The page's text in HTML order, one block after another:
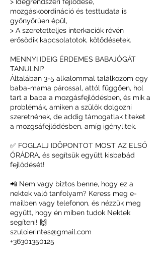
mozgáskoordináció és testtudata is
gyönyörűen épül,
> A szeretetteljes interkaciók révén
erősödik kapcsolatotok, kötődésetek.
MENNYI IDEIG ÉRDEMES BABAJÓGÁT
TANULNI?
Általában 3-5 alkalommal találkozom egy
baba-mama párossal, attól függően, hol
tart a baba a mozgásfejlődésben, és mik a
problémák, amiken a szülők dolgozni
szeretnének, de addig támogatlak titeket
a mozgsáfejlődésben, amíg igénylitek.
✅ FOGLALJ IDŐPONTOT MOST AZ ELSŐ
ÓRÁDRA, és segítsük együtt kisbabád
fejlődését!
📲 Nem vagy biztos benne, hogy ez a
nektek való tanfolyam? Keress meg e-
mailben vagy telefonon, és nézzük meg
együtt, hogy én miben tudok Nektek
segíteni! 🙌
szuloierintes@gmail.com
+36301350125